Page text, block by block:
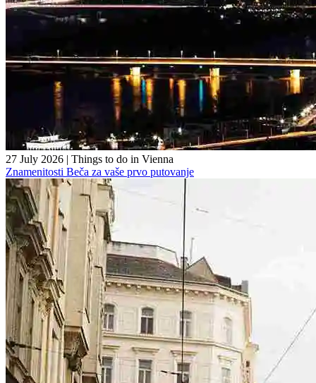
27 July 2026 | Things to do in Vienna
Znamenitosti Beča za vaše prvo putovanje